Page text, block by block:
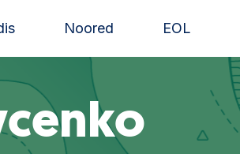
Noored EOL